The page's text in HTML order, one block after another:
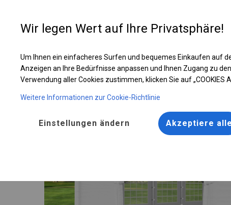
Solides Partyzelt | 4x8 m
Wir legen Wert auf Ihre Privatsphäre!
Um Ihnen ein einfacheres Surfen und bequemes Einkaufen auf
Anzeigen an Ihre Bedürfnisse anpassen und Ihnen Zugang zu
Verwendung aller Cookies zustimmen, klicken Sie auf „COOKIES
Weitere Informationen zur Cookie-Richtlinie
Einstellungen ändern Akzeptiere alle